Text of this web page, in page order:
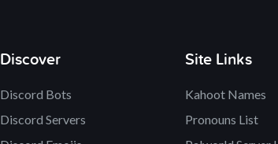
Discover
Discord Bots
Discord Servers
Site Links
Kahoot Names
Pronouns List